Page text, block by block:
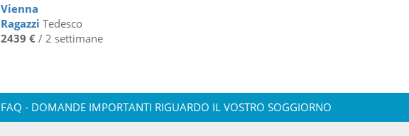
Vienna
Ragazzi Tedesco
2439 €/ 2 settimane
FAQ - DOMANDE IMPORTANTI RIGUARDO IL VOSTRO SOGGIORNO